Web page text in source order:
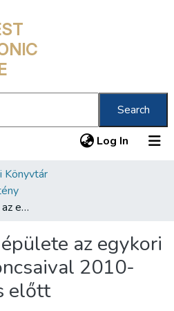
Search
Log In (current)
Könyvtár
A Kétmegálló épülete az egykori ÁFÉSZ büfé roncsaival 2010-ben, a felújítás előtt
az egykori
2010-
előtt